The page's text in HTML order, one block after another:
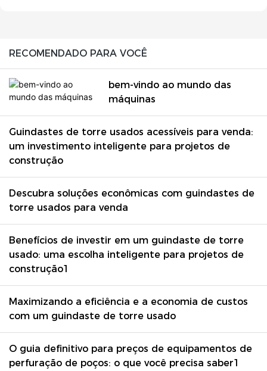
excelente plataforma para
produtos e serviços. Ao
participar nas exposições,
conquistamos a confiança
de muitos clientes
RECOMENDADO PARA VOCÊ
bem-vindo ao mundo das
máquinas
Guindastes de torre usados ​​acessíveis para venda:
um investimento inteligente para projetos de
construção
Descubra soluções econômicas com guindastes de
torre usados ​​para venda
Benefícios de investir em um guindaste de torre
usado: uma escolha inteligente para projetos de
construção1
Maximizando a eficiência e a economia de custos
com um guindaste de torre usado
O guia definitivo para preços de equipamentos de
perfuração de poços: o que você precisa saber1